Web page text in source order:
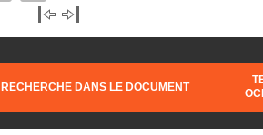
RECHERCHE DANS LE DOCUMENT